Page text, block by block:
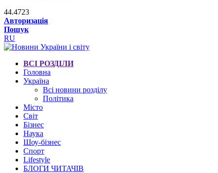
44.4723
Авторизація
Пошук
RU
ВСІ РОЗДІЛИ
Головна
Україна
Всі новини розділу
Політика
Місто
Світ
Бізнес
Наука
Шоу-бізнес
Спорт
Lifestyle
БЛОГИ ЧИТАЧІВ